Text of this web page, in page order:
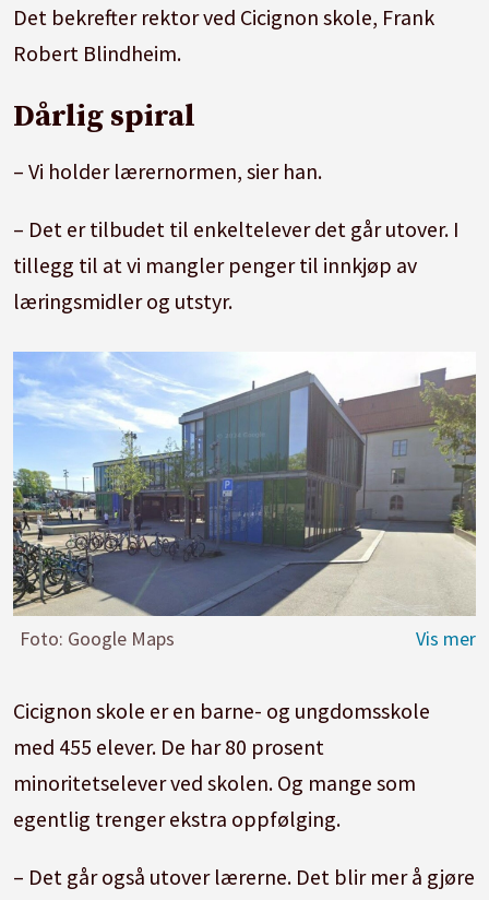
Det bekrefter rektor ved Cicignon skole, Frank
Robert Blindheim.
Dårlig spiral
– Vi holder lærernormen, sier han.
– Det er tilbudet til enkeltelever det går utover. I
tillegg til at vi mangler penger til innkjøp av
læringsmidler og utstyr.
Foto: Google Maps
Cicignon skole er en barne- og ungdomsskole
med 455 elever. De har 80 prosent
minoritetselever ved skolen. Og mange som
egentlig trenger ekstra oppfølging.
– Det går også utover lærerne. Det blir mer å gjøre